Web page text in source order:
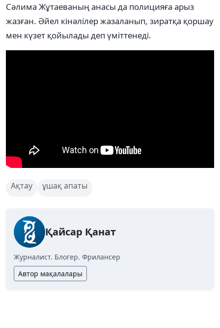
Сәлима Жұтаеваның анасы да полицияға арыз
жазған. Әйел кінәлілер жазаланып, зиратқа қоршау
мен күзет қойылады деп үміттенеді.
Ақтау ұшақ апаты
Қайсар Қанат
Журналист. Блогер. Фрилансер
Автор мақалалары